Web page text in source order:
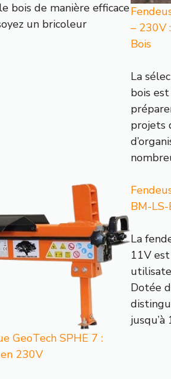
bois de manière efficace
un bricoleur
– 230V
Bois
La
bois
projets
GeoTech SPHE 7 :
230V
BM-
La
11V
Dotée